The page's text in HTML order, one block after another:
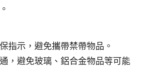
指示，避免攜帶禁帶物品。
，避免玻璃、鋁合金物品等可能